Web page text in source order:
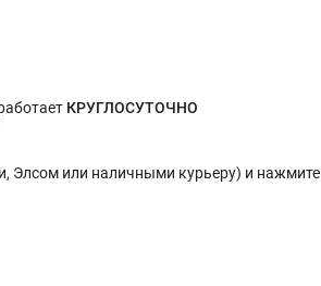
КРУГЛОСУТОЧНО
Элсом или наличными курьеру) и нажмите